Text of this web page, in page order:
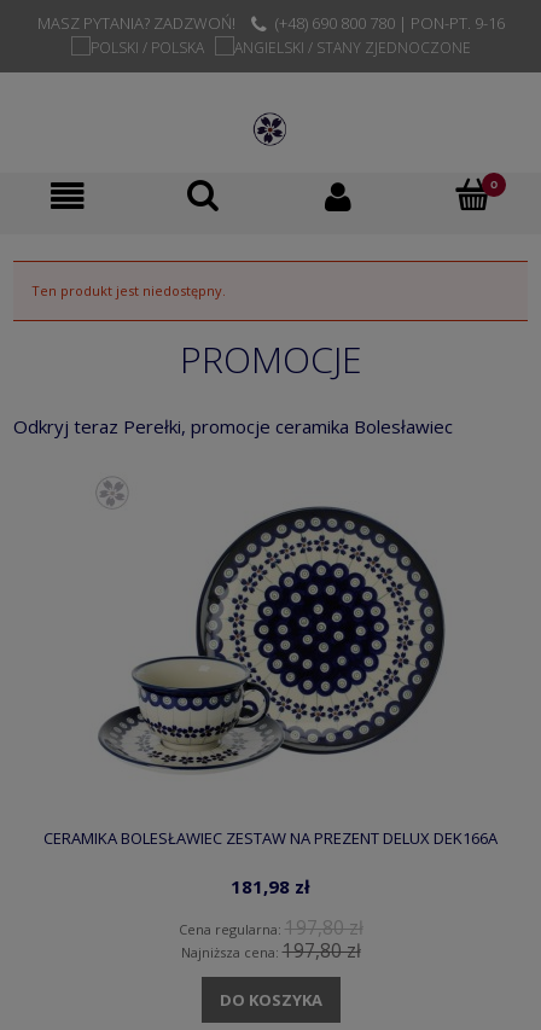
MASZ PYTANIA? ZADZWOŃ! (+48) 690 800 780 | PON-PT. 9-16
Ten produkt jest niedostępny.
PROMOCJE
Odkryj teraz Perełki, promocje ceramika Bolesławiec
CERAMIKA BOLESŁAWIEC ZESTAW NA PREZENT DELUX DEK166A
181,98 zł
Cena regularna: 197,80 zł
Najniższa cena:197,80 zł
DO KOSZYKA